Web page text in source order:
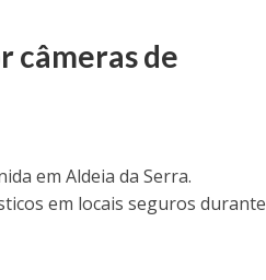
câmeras de
em Aldeia da Serra.
em locais seguros durante